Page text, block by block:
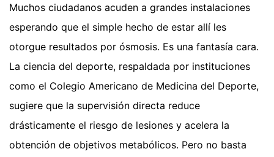
Muchos ciudadanos acuden a grandes instalaciones
esperando que el simple hecho de estar allí les
otorgue resultados por ósmosis. Es una fantasía cara.
La ciencia del deporte, respaldada por instituciones
como el Colegio Americano de Medicina del Deporte,
sugiere que la supervisión directa reduce
drásticamente el riesgo de lesiones y acelera la
obtención de objetivos metabólicos. Pero no basta